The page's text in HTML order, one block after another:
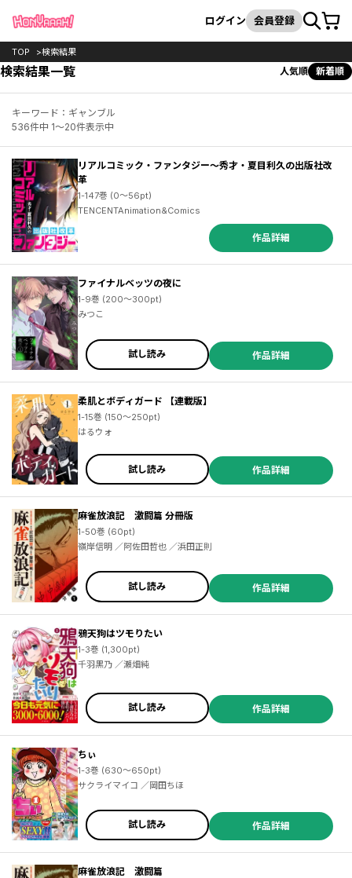
検索
ログイン 会員登録カート
TOP 検索結果
検索結果一覧 人気順 新着順
キーワード：ギャンブル
536件中 1～20件表示中
リアルコミック・ファンタジー～秀才・夏目利久の出版社改
革
1-147巻 (0～56pt)
TENCENTAnimation&Comics
作品詳細
ファイナルベッツの夜に
1-9巻 (200～300pt)
みつこ
試し読み 作品詳細
柔肌とボディガード 【連載版】
1-15巻 (150～250pt)
はるウォ
試し読み 作品詳細
麻雀放浪記 激闘篇 分冊版
1-50巻 (60pt)
嶺岸信明 ／阿佐田哲也 ／浜田正則
試し読み 作品詳細
鴉天狗はツモりたい
1-3巻 (1,300pt)
千羽黒乃 ／瀬畑純
試し読み 作品詳細
ちぃ
1-3巻 (630～650pt)
サクライマイコ ／岡田ちほ
試し読み 作品詳細
麻雀放浪記 激闘篇